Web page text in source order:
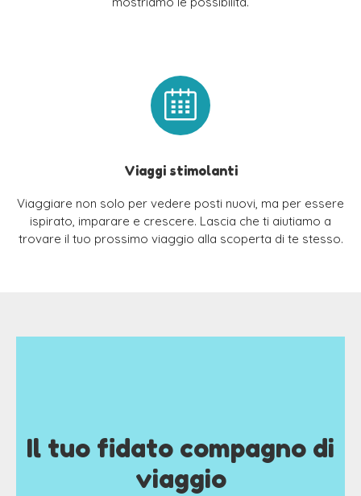
Viaggi stimolanti
Viaggiare non solo per vedere posti nuovi, ma per essere
ispirato, imparare e crescere. Lascia che ti aiutiamo a
trovare il tuo prossimo viaggio alla scoperta di te stesso.
Il tuo fidato compagno di
viaggio